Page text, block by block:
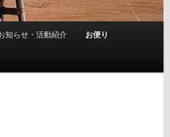
知らせ・活動紹介 お便り